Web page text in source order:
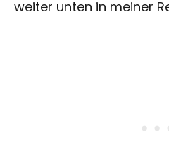
weiter unten in meiner